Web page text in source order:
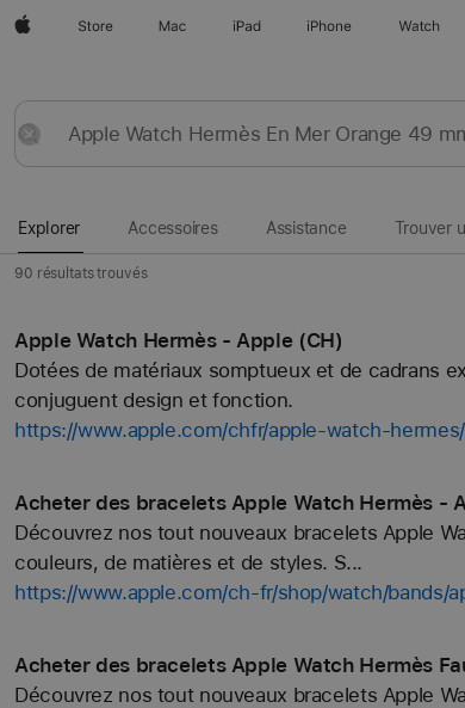
AppleStore Mac iPad iPhone Watch
Envoyer
Réinitialiser
Explorer Accessoires Assistance Trouver
90 résultats trouvés
Apple Watch Hermès - Apple (CH)
Dotées de matériaux somptueux et de cadrans
conjuguent design et fonction.
https://www.apple.com/chfr/apple-watch-hermes/
Acheter des bracelets Apple Watch Hermès -
Découvrez nos tout nouveaux bracelets Apple
couleurs, de matières et de styles. S...
https://www.apple.com/ch-fr/shop/watch/bands/
Acheter des bracelets Apple Watch Hermès
Découvrez nos tout nouveaux bracelets Apple